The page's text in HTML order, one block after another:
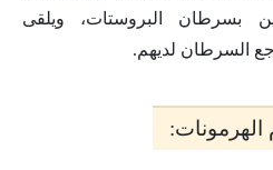
بسرطان البروستات، ويلقى
السرطان لديهم.